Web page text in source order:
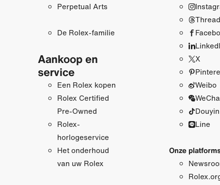
Perpetual Arts
De Rolex-familie
Aankoop en
service
Een Rolex kopen
Rolex Certified
Pre‑Owned
Rolex-
horlogeservice
Het onderhoud
van uw Rolex
X
Weibo
Douyin
Line
Onze